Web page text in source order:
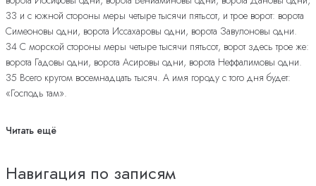
33 и с южной стороны меры четыре тысячи пятьсот, и трое ворот: ворота
Симеоновы одни, ворота Иссахаровы одни, ворота Завулоновы одни.
34 С морской стороны меры четыре тысячи пятьсот, ворот здесь трое же:
ворота Гадовы одни, ворота Асировы одни, ворота Неффалимовы одни.
35 Всего кругом восемнадцать тысяч. А имя городу с того дня будет:
«Господь там».
Читать ещё
Навигация по записям